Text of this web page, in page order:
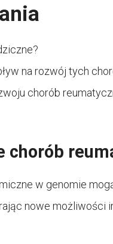
na rozwój tych
chorób
chorób
w genomie
nowe możliwości